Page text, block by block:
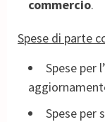
commercio.
Spese di parte
Spese per
Spese per